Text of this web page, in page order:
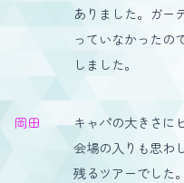
ありました。ガー
っていなかったの
しました。
岡田
キャパの大きさに
会場の入りも思わ
残るツアーでした